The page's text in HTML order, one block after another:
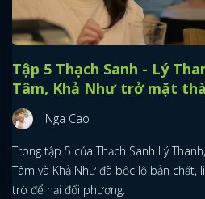
Tập 5 Thạch Sanh - Lý
Tâm, Khả Như trở mặt
Nga Cao
Trong tập 5 của Thạch Sanh Lý
Tâm và Khả Như đã bộc lộ bản chất,
trò để hại đối phương.